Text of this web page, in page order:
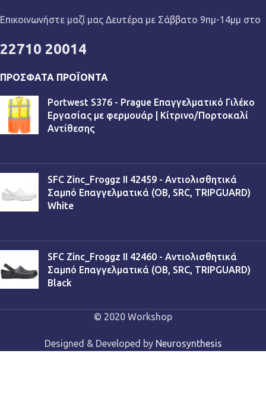
Επικοινωνήστε μαζί μας Δευτέρα με Σάββατο 9πμ-14μμ στο
22710 20014
ΠΡΌΣΦΑΤΑ ΠΡΟΪΌΝΤΑ
Portwest S376 - Prague Επαγγελματικό Γιλέκο
Εργασίας με φερμουάρ | Κίτρινο/Πορτοκαλί
Αντίθεσης
SFC Zinc_Froggz II 42459 - Αντιολισθητικά
Σαμπό Επαγγελματικά (OB, SRC, TRIPGUARD)
White
SFC Zinc_Froggz II 42460 - Αντιολισθητικά
Σαμπό Επαγγελματικά (OB, SRC, TRIPGUARD)
Black
© 2020 Workshop
Designed & Developed by Neurosynthesis